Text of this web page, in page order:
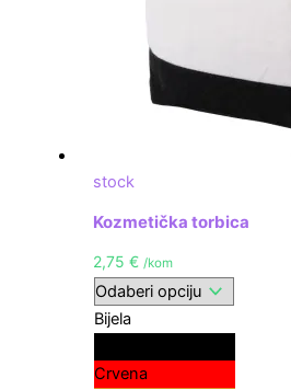
stock
Kozmetička torbica
2,75€ /kom
Bijela
Crvena